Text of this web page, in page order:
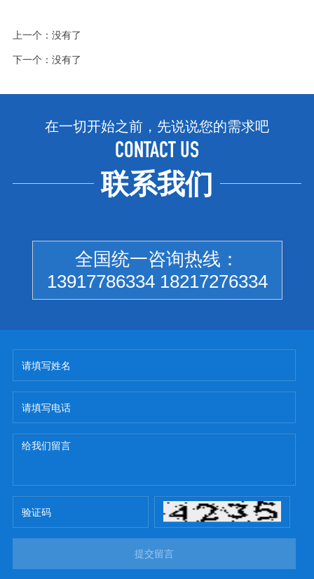
上一个：没有了
下一个：没有了
在一切开始之前，先说说您的需求吧
CONTACT US
联系我们
全国统一咨询热线：
13917786334 18217276334
提交留言